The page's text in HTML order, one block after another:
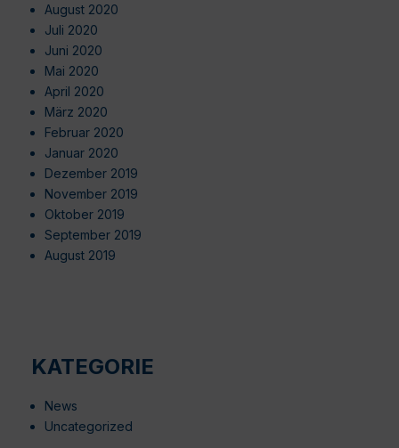
August 2020
Juli 2020
Juni 2020
Mai 2020
April 2020
März 2020
Februar 2020
Januar 2020
Dezember 2019
November 2019
Oktober 2019
September 2019
August 2019
KATEGORIE
News
Uncategorized